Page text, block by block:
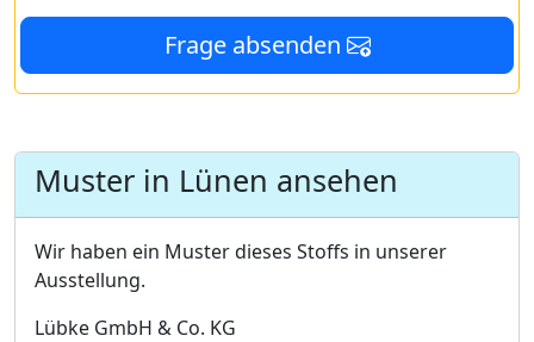
Frage absenden
Muster in Lünen ansehen
Wir haben ein Muster dieses Stoffs in unserer
Ausstellung.
Lübke GmbH & Co. KG